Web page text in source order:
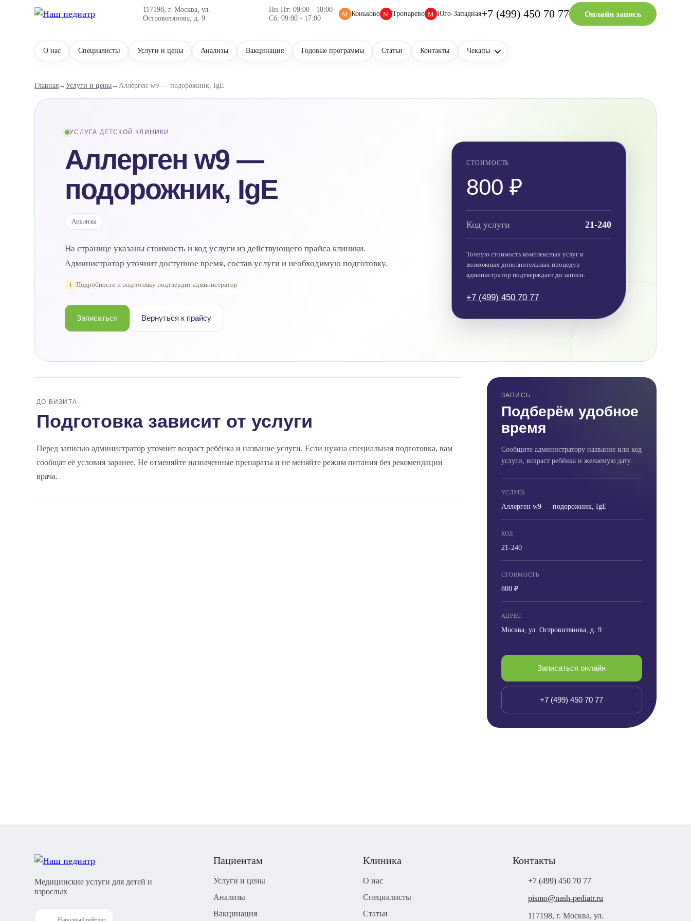
117198, г. Москва, ул.
Островитянова, д. 9
Пн-Пт: 09:00 - 18:00
Сб: 09:00 - 17:00
М Коньково М Тропарево М Юго-Западная+7 (499) 450 70 77 Онлайн запись
О нас Специалисты Услуги и цены Анализы Вакцинация Годовые программы Статьи Контакты Чекапы
Главная →Услуги и цены →Аллерген w9 — подорожник, IgE
УСЛУГА ДЕТСКОЙ КЛИНИКИ
Аллерген w9 —
подорожник, IgE
Анализы
На странице указаны стоимость и код услуги из действующего прайса клиники.
Администратор уточнит доступное время, состав услуги и необходимую подготовку.
i Подробности и подготовку подтвердит администратор
Записаться Вернуться к прайсу
СТОИМОСТЬ
800 ₽
Код услуги 21-240
Точную стоимость комплексных услуг и
возможных дополнительных процедур
администратор подтверждает до записи.
+7 (499) 450 70 77
ДО ВИЗИТА
Подготовка зависит от услуги
Перед записью администратор уточнит возраст ребёнка и название услуги. Если нужна специальная подготовка, вам
сообщат её условия заранее. Не отменяйте назначенные препараты и не меняйте режим питания без рекомендации
врача.
ЗАПИСЬ
Подберём удобное
время
Сообщите администратору название или код
услуги, возраст ребёнка и желаемую дату.
УСЛУГА
Аллерген w9 — подорожник, IgE
КОД
21-240
СТОИМОСТЬ
800 ₽
АДРЕС
Москва, ул. Островитянова, д. 9
Записаться онлайн
+7 (499) 450 70 77
Медицинские услуги для детей и
взрослых
Пациентам
Услуги и цены
Анализы
Вакцинация
Клиника
О нас
Специалисты
Статьи
Контакты
+7 (499) 450 70 77
pismo@nash-pediatr.ru
117198, г. Москва, ул.